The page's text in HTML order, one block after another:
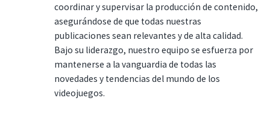
coordinar y supervisar la producción de contenido,
asegurándose de que todas nuestras
publicaciones sean relevantes y de alta calidad.
Bajo su liderazgo, nuestro equipo se esfuerza por
mantenerse a la vanguardia de todas las
novedades y tendencias del mundo de los
videojuegos.